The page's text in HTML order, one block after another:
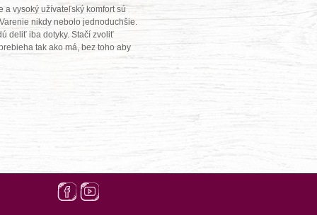
a vysoký užívateľský komfort sú
nikdy nebolo jednoduchšie.
deliť iba dotyky. Stačí zvoliť
tak ako má, bez toho aby